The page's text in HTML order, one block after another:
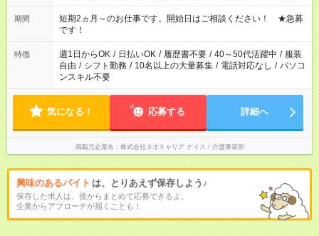
みたい」 「しっかり稼ぎたい」 「もう少し遅い時間から始めた
い」など ご希望にあったお仕事をご案内いたします。 ※未経験
の方の場合は1～2ヶ月間は日中での仕事を経験いただき、 お
仕事に慣れてからの夜勤になります。 ★家庭の都合でお休みが
必要な場合も遠慮なくご相談ください。
期間
短期2ヵ月～のお仕事です。開始日はご相談ください！ ★急募
です！
特徴 週1日からOK / 日払いOK / 履歴書不要 / 40～50代活躍中 / 服装
自由 / シフト勤務 / 10名以上の大量募集 / 電話対応なし / パソコ
ンスキル不要
気になる！ 応募する 詳細へ
掲載元企業名 株式会社ネオキャリア ナイス！介護事業部
興味のあるバイト は、とりあえず保存しよう♪
保存した求人は、後からまとめて応募できるよ。
企業からアプローチが届くことも！